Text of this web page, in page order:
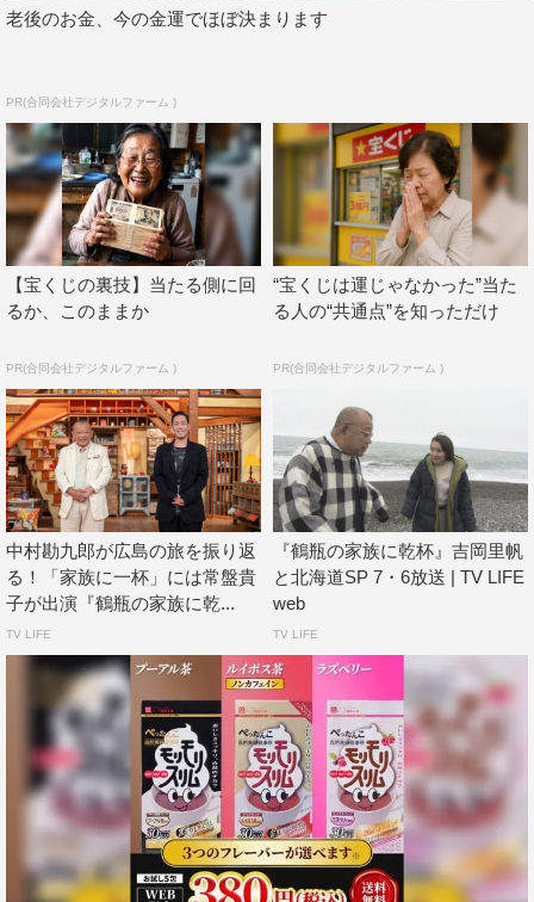
「紙」への偏愛を見せたりと意外な素顔をのぞかせた。
このほか、謎の柑橘に鶴瓶がもん絶した様子や大好物のみ
かんにご満悦の神木など愛媛らしい柑橘類を通じた名珍場
面集をはじめ、かわいらしい言い間違えで鶴瓶をほっこり
させた男の子やすてきな夫婦との出会いなどを振り返る。
また、当時小学生だった子供の現在や、11年前に出会った
夫婦が鶴瓶に懺悔したいことなど、当時ロケで出会った人
たちの今も紹介する。
番組情報
『鶴瓶の家族に乾杯 2020特別編』
NHK総合
老後のお金、今の金運でほぼ決まります
PR(合同会社デジタルファーム )
【宝くじの裏技】当たる側に回
るか、このままか
PR(合同会社デジタルファーム )
“宝くじは運じゃなかった”当た
る人の“共通点”を知っただけ
PR(合同会社デジタルファーム )
中村勘九郎が広島の旅を振り返
る！「家族に一杯」には常盤貴
子が出演『鶴瓶の家族に乾...
TV LIFE
『鶴瓶の家族に乾杯』吉岡里帆
と北海道SP 7・6放送 | TV LIFE
web
TV LIFE